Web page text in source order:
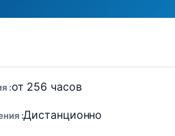
от 256 часов
Дистанционно